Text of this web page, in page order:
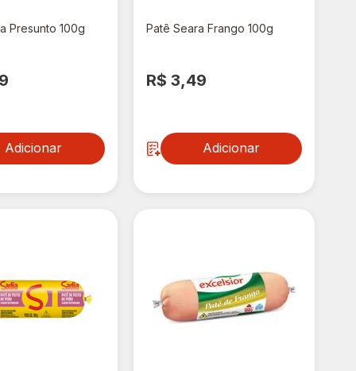
Presunto 100g
Adicionar
Patê Seara Frango 100g
R$ 3,49
Adicionar